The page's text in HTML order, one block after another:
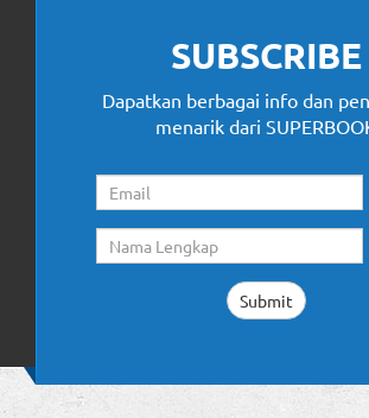
SUBSCRIBE
Dapatkan berbagai info dan
menarik dari